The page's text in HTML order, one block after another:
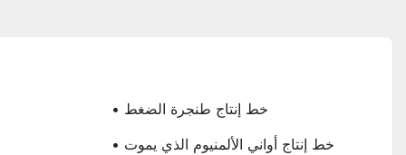
• خط إنتاج طنجرة الضغط
• خط إنتاج أواني الألمنيوم الذي يموت